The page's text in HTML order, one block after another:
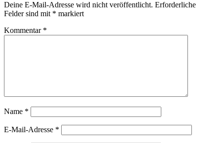
Deine E-Mail-Adresse wird nicht veröffentlicht. Erforderliche
Felder sind mit * markiert
Kommentar *
Name *
E-Mail-Adresse *